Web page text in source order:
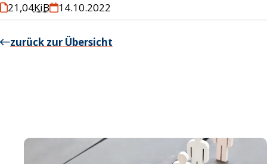
21,04KiB 14.10.2022
zurück zur Übersicht